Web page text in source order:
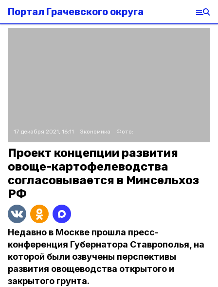
Портал Грачевского округа
17 декабря 2021, 16:11 Экономика Фото:
Проект концепции развития
овоще-картофелеводства
согласовывается в Минсельхоз
РФ
Недавно в Москве прошла пресс-
конференция Губернатора Ставрополья, на
которой были озвучены перспективы
развития овощеводства открытого и
закрытого грунта.